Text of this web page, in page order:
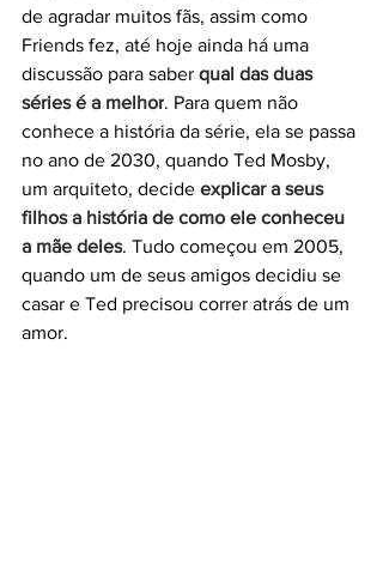
de agradar muitos fãs, assim como
Friends fez, até hoje ainda há uma
discussão para saber qual das duas
séries é a melhor. Para quem não
conhece a história da série, ela se passa
no ano de 2030, quando Ted Mosby,
um arquiteto, decide explicar a seus
filhos a história de como ele conheceu
a mãe deles. Tudo começou em 2005,
quando um de seus amigos decidiu se
casar e Ted precisou correr atrás de um
amor.